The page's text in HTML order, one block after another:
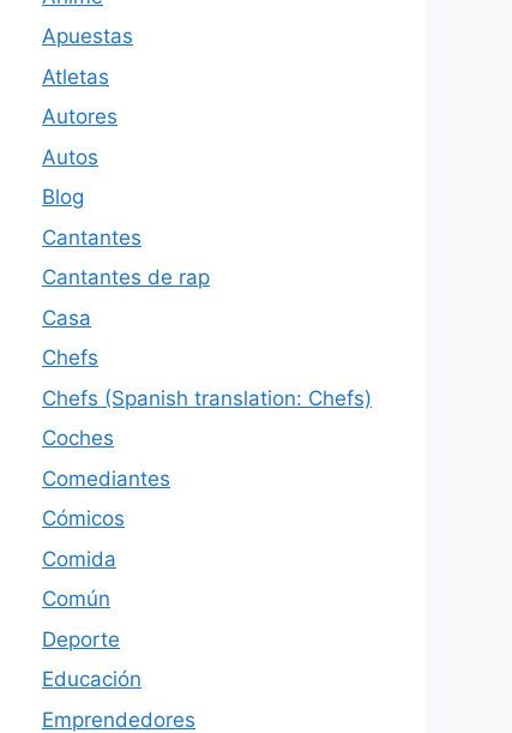
Apuestas
Atletas
Autores
Autos
Blog
Cantantes
Cantantes de rap
Casa
Chefs
Chefs (Spanish translation: Chefs)
Coches
Comediantes
Cómicos
Comida
Común
Deporte
Educación
Emprendedores